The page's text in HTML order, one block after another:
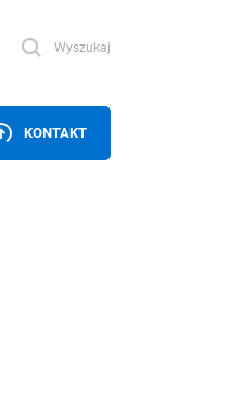
Wyszukaj
KONTAKT